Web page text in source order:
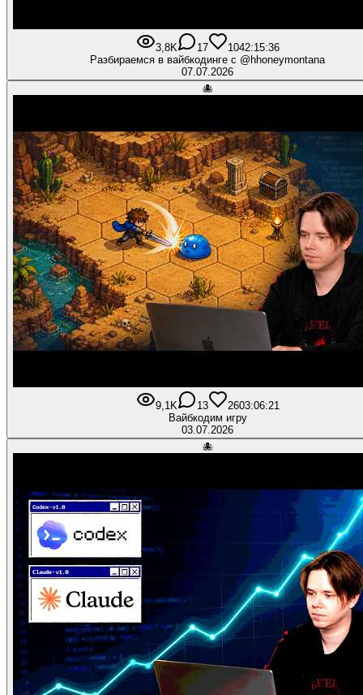
3,8K 17 1042:15:36
Разбираемся в вайбкодинге с @hhoneymontana
07.07.2026
🐙
9,1K 13 2603:06:21
Вайбкодим игру
03.07.2026
🐙